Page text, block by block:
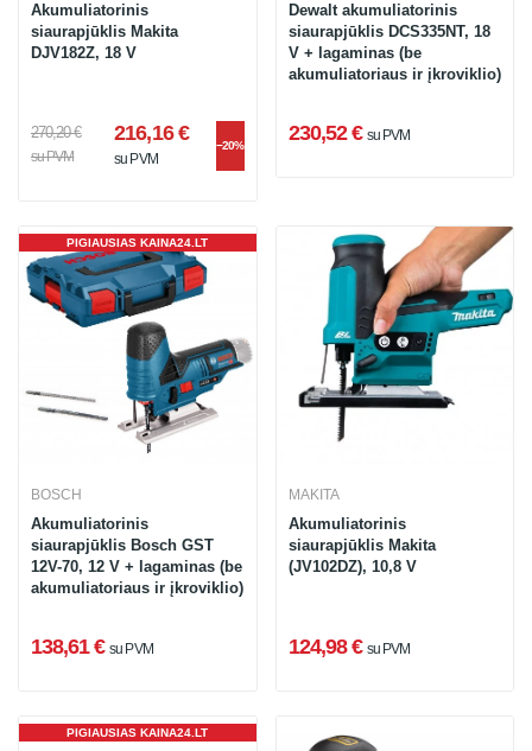
Akumuliatorinis
siaurapjūklis Makita
DJV182Z, 18 V
270,20 €
su PVM
216,16 €
su PVM
−20%
Dewalt akumuliatorinis
siaurapjūklis DCS335NT, 18
V + lagaminas (be
akumuliatoriaus ir įkroviklio)
230,52 € su PVM
PIGIAUSIAS KAINA24.LT
BOSCH
Akumuliatorinis
siaurapjūklis Bosch GST
12V-70, 12 V + lagaminas (be
akumuliatoriaus ir įkroviklio)
138,61 € su PVM
MAKITA
Akumuliatorinis
siaurapjūklis Makita
(JV102DZ), 10,8 V
124,98 € su PVM
PIGIAUSIAS KAINA24.LT